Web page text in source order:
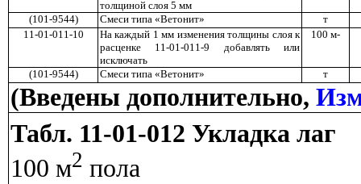
толщиной слоя 5 мм
(101-9544) Смеси типа «Ветонит»
т
11-01-011-10
На каждый 1 мм изменения толщины слоя к
расценке 11-01-011-9 добавлять или
исключать
100 м-
(101-9544) Смеси типа «Ветонит» т
(Введены дополнительно,
Табл. 11-01-012 Укладка лаг
100 м2 пола